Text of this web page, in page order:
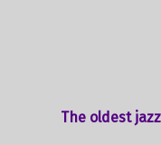
The oldest